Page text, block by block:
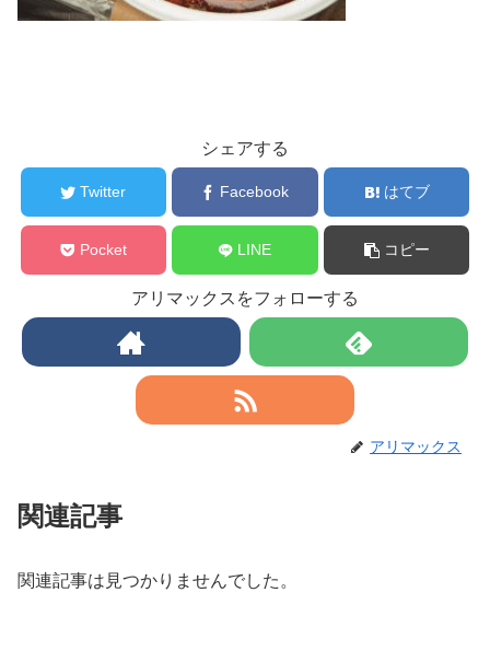
シェアする
Twitter Facebook はてブ
Pocket LINE コピー
アリマックスをフォローする
アリマックス
関連記事
関連記事は見つかりませんでした。